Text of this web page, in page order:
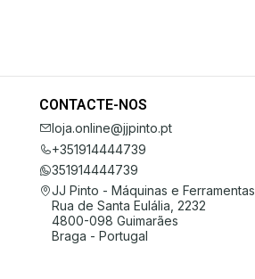
CONTACTE-NOS
loja.online@jjpinto.pt
+351914444739
351914444739
JJ Pinto - Máquinas e Ferramentas
Rua de Santa Eulália, 2232
4800-098 Guimarães
Braga - Portugal